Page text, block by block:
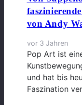
von Andy
vor 3 Jahren
Pop Art ist
und hat bis
Faszination